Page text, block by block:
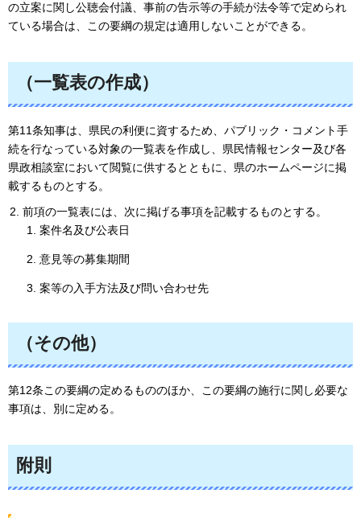
の立案に関し公聴会付議、事前の告示等の手続が法令等で定められ
ている場合は、この要綱の規定は適用しないことができる。
（一覧表の作成）
第11条知事は、県民の利便に資するため、パブリック・コメント手
続を行なっている対象の一覧表を作成し、県民情報センター及び各
県政相談室において閲覧に供するとともに、県のホームページに掲
載するものとする。
前項の一覧表には、次に掲げる事項を記載するものとする。
案件名及び公表日
意見等の募集期間
案等の入手方法及び問い合わせ先
（その他）
第12条この要綱の定めるもののほか、この要綱の施行に関し必要な
事項は、別に定める。
附則